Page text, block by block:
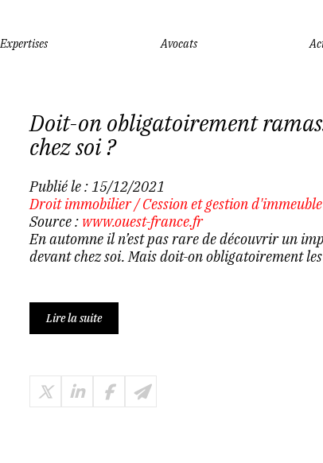
Expertises Avocats
Doit-on obligatoirement
chez soi ?
Publié le :15/12/2021
Droit immobilier/Cession et gestion d'immeuble
Source : www.ouest-france.fr
En automne il n’est pas rare de découvrir un
devant chez soi. Mais doit-on obligatoirement
Lire la suite